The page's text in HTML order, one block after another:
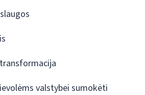
valstybei sumokėti